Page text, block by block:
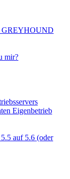
GREYHOUND
mir?
Eigenbetrieb
auf 5.6 (oder